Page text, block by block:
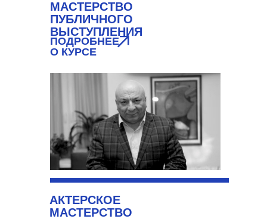
ПОДРОБНЕЕ
О КУРСЕ
АКТЕРСКОЕ
МАСТЕРСТВО
МАСТЕРСТВО
ПУБЛИЧНОГО
ВЫСТУПЛЕНИЯ